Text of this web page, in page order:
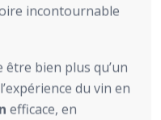
incontournable
être bien plus qu’un
du vin en
efficace, en